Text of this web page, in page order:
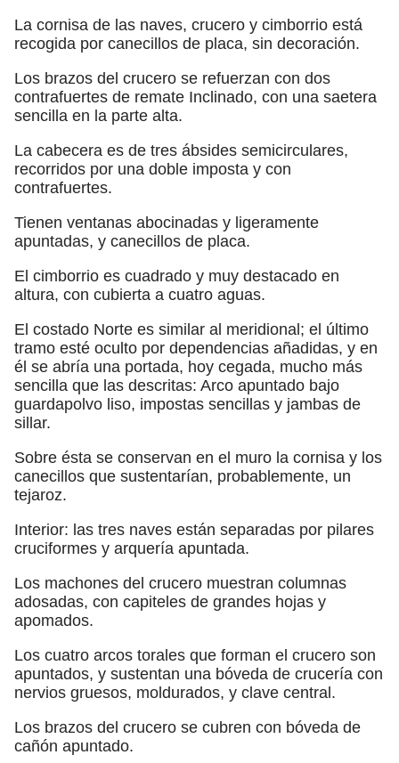
La cornisa de las naves, crucero y cimborrio está
recogida por canecillos de placa, sin decoración.
Los brazos del crucero se refuerzan con dos
contrafuertes de remate Inclinado, con una saetera
sencilla en la parte alta.
La cabecera es de tres ábsides semicirculares,
recorridos por una doble imposta y con
contrafuertes.
Tienen ventanas abocinadas y ligeramente
apuntadas, y canecillos de placa.
El cimborrio es cuadrado y muy destacado en
altura, con cubierta a cuatro aguas.
El costado Norte es similar al meridional; el último
tramo esté oculto por dependencias añadidas, y en
él se abría una portada, hoy cegada, mucho más
sencilla que las descritas: Arco apuntado bajo
guardapolvo liso, impostas sencillas y jambas de
sillar.
Sobre ésta se conservan en el muro la cornisa y los
canecillos que sustentarían, probablemente, un
tejaroz.
Interior: las tres naves están separadas por pilares
cruciformes y arquería apuntada.
Los machones del crucero muestran columnas
adosadas, con capiteles de grandes hojas y
apomados.
Los cuatro arcos torales que forman el crucero son
apuntados, y sustentan una bóveda de crucería con
nervios gruesos, moldurados, y clave central.
Los brazos del crucero se cubren con bóveda de
cañón apuntado.